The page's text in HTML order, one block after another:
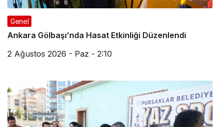
Genel
Ankara Gölbaşı’nda Hasat Etkinliği Düzenlendi
2 Ağustos 2026 - Paz - 2:10